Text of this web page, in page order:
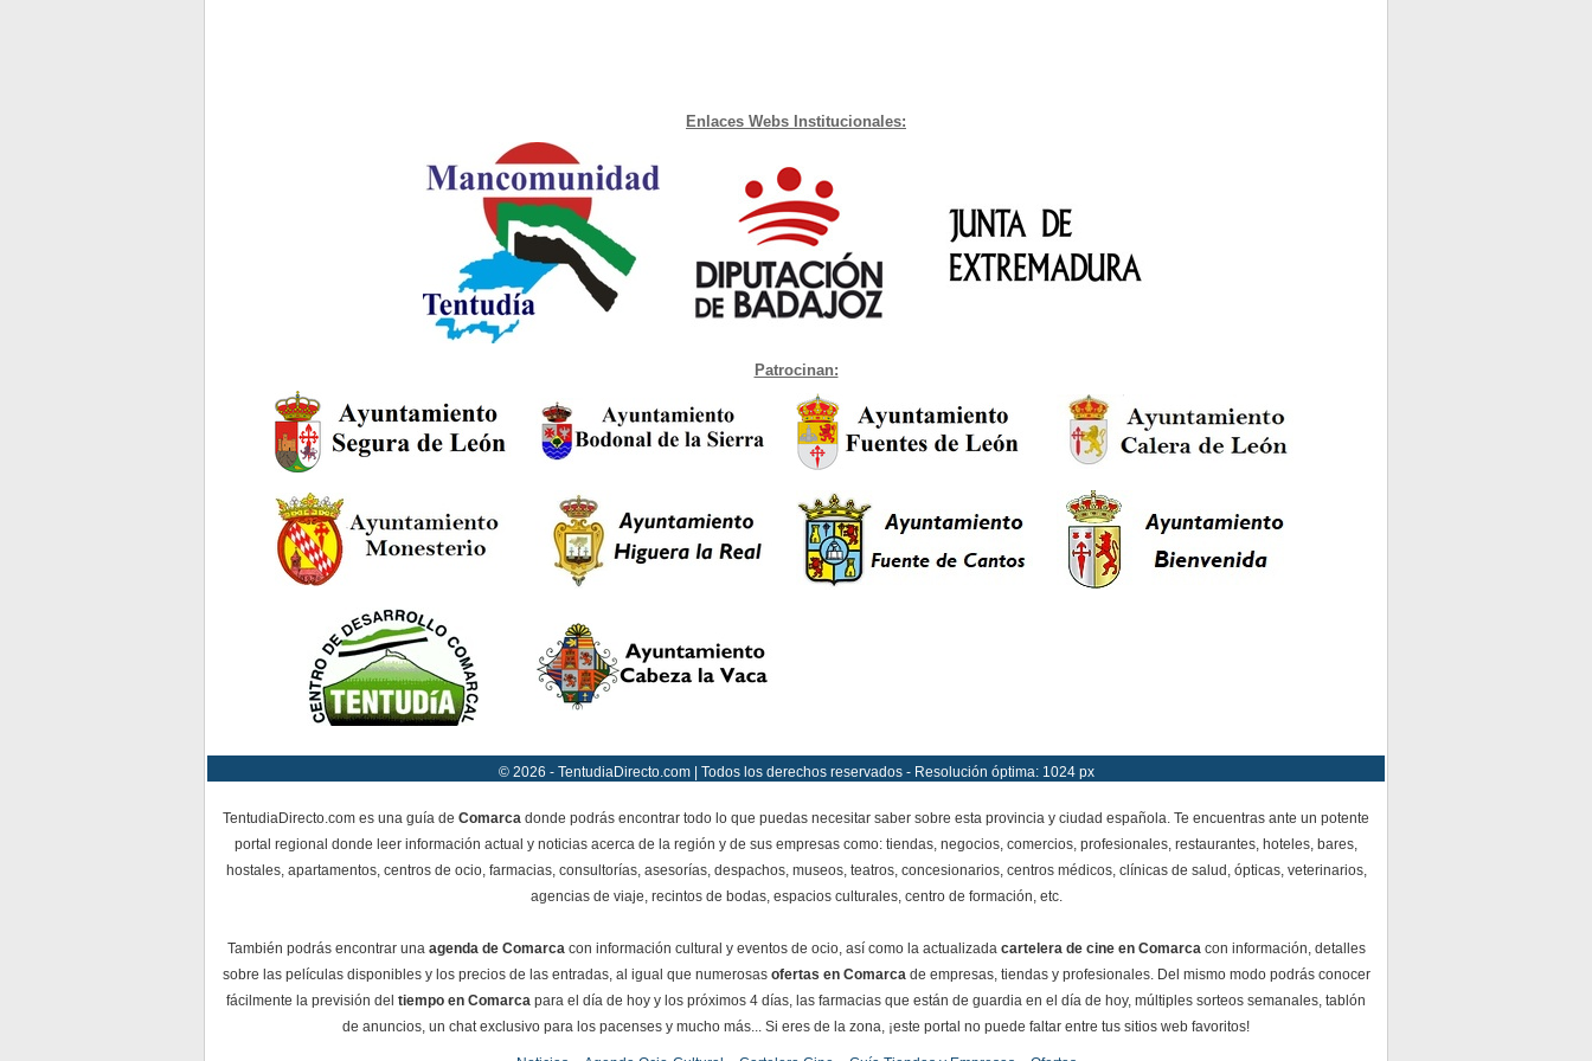
Enlaces Webs Institucionales:
Patrocinan:
© 2026 - TentudiaDirecto.com | Todos los derechos reservados - Resolución óptima: 1024 px
TentudiaDirecto.com es una guía de Comarca donde podrás encontrar todo lo que puedas necesitar saber sobre esta provincia y ciudad española. Te encuentras ante un potente
portal regional donde leer información actual y noticias acerca de la región y de sus empresas como: tiendas, negocios, comercios, profesionales, restaurantes, hoteles, bares,
hostales, apartamentos, centros de ocio, farmacias, consultorías, asesorías, despachos, museos, teatros, concesionarios, centros médicos, clínicas de salud, ópticas, veterinarios,
agencias de viaje, recintos de bodas, espacios culturales, centro de formación, etc.
También podrás encontrar una agenda de Comarcacon información cultural y eventos de ocio, así como la actualizada cartelera de cine en Comarcacon información, detalles
sobre las películas disponibles y los precios de las entradas, al igual que numerosas ofertas en Comarcade empresas, tiendas y profesionales. Del mismo modo podrás conocer
fácilmente la previsión del tiempo en Comarca para el día de hoy y los próximos 4 días, las farmacias que están de guardia en el día de hoy, múltiples sorteos semanales, tablón
de anuncios, un chat exclusivo para los pacenses y mucho más... Si eres de la zona, ¡este portal no puede faltar entre tus sitios web favoritos!